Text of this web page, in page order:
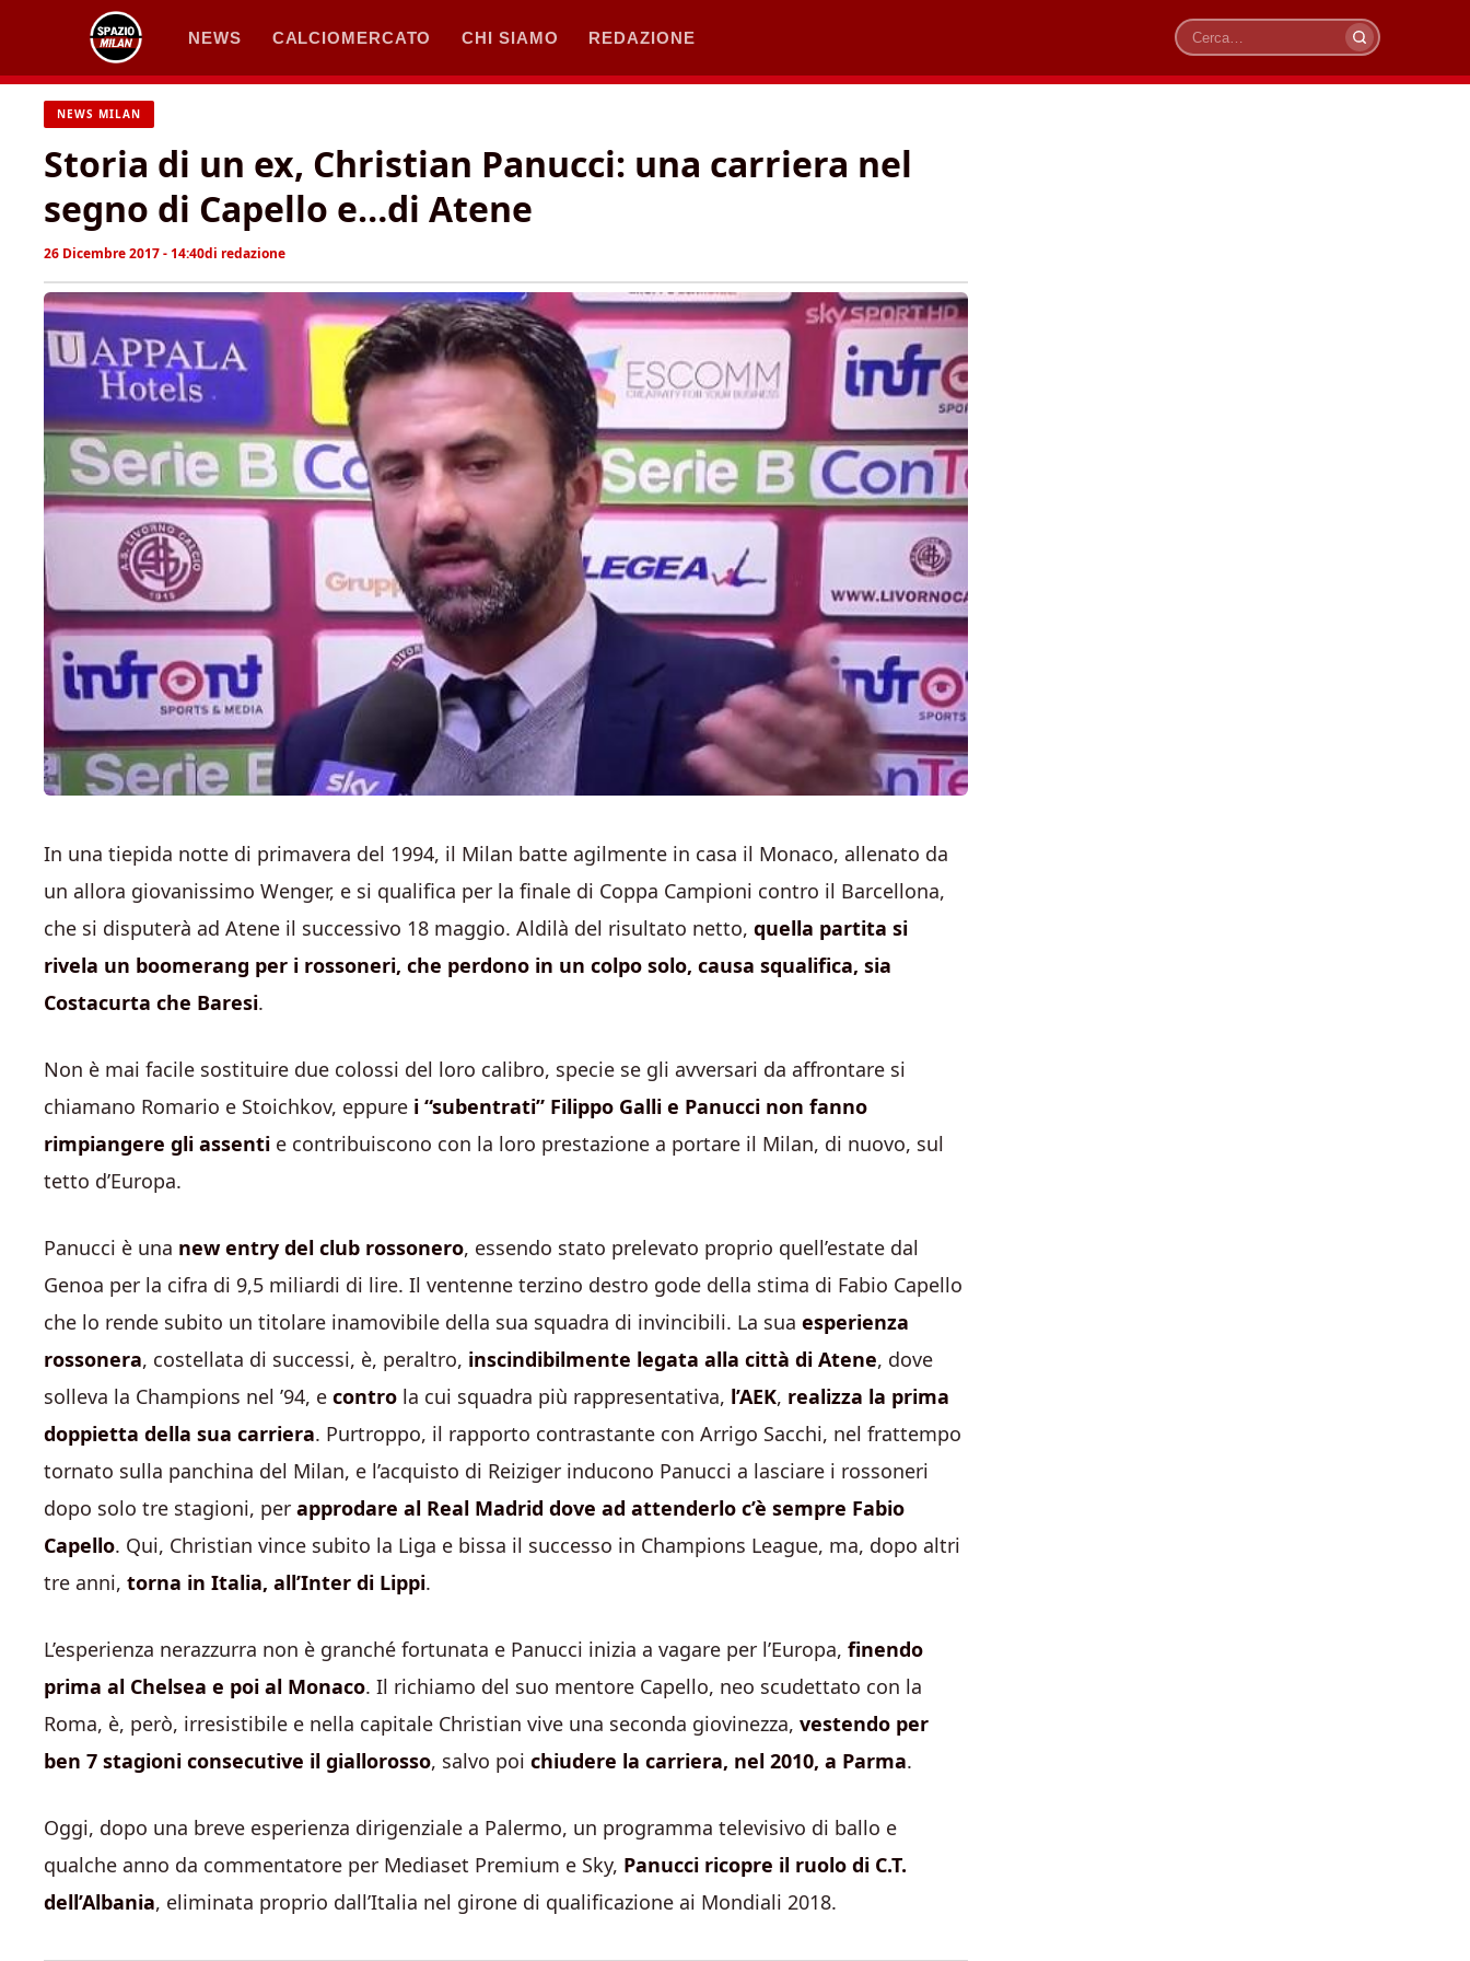
contenuto
NEWS CALCIOMERCATO CHI SIAMO REDAZIONE
Cerca
NEWS MILAN
Storia di un ex, Christian Panucci: una carriera nel
segno di Capello e…di Atene
26 Dicembre 2017 - 14:40di redazione
In una tiepida notte di primavera del 1994, il Milan batte agilmente in casa il Monaco, allenato da
un allora giovanissimo Wenger, e si qualifica per la finale di Coppa Campioni contro il Barcellona,
che si disputerà ad Atene il successivo 18 maggio. Aldilà del risultato netto, quella partita si
rivela un boomerang per i rossoneri, che perdono in un colpo solo, causa squalifica, sia
Costacurta che Baresi.
Non è mai facile sostituire due colossi del loro calibro, specie se gli avversari da affrontare si
chiamano Romario e Stoichkov, eppure i “subentrati” Filippo Galli e Panucci non fanno
rimpiangere gli assenti e contribuiscono con la loro prestazione a portare il Milan, di nuovo, sul
tetto d’Europa.
Panucci è una new entry del club rossonero, essendo stato prelevato proprio quell’estate dal
Genoa per la cifra di 9,5 miliardi di lire. Il ventenne terzino destro gode della stima di Fabio Capello
che lo rende subito un titolare inamovibile della sua squadra di invincibili. La sua esperienza
rossonera, costellata di successi, è, peraltro, inscindibilmente legata alla città di Atene, dove
solleva la Champions nel ’94, e contro la cui squadra più rappresentativa, l’AEK, realizza la prima
doppietta della sua carriera. Purtroppo, il rapporto contrastante con Arrigo Sacchi, nel frattempo
tornato sulla panchina del Milan, e l’acquisto di Reiziger inducono Panucci a lasciare i rossoneri
dopo solo tre stagioni, per approdare al Real Madrid dove ad attenderlo c’è sempre Fabio
Capello. Qui, Christian vince subito la Liga e bissa il successo in Champions League, ma, dopo altri
tre anni, torna in Italia, all’Inter di Lippi.
L’esperienza nerazzurra non è granché fortunata e Panucci inizia a vagare per l’Europa, finendo
prima al Chelsea e poi al Monaco. Il richiamo del suo mentore Capello, neo scudettato con la
Roma, è, però, irresistibile e nella capitale Christian vive una seconda giovinezza, vestendo per
ben 7 stagioni consecutive il giallorosso, salvo poi chiudere la carriera, nel 2010, a Parma.
Oggi, dopo una breve esperienza dirigenziale a Palermo, un programma televisivo di ballo e
qualche anno da commentatore per Mediaset Premium e Sky, Panucci ricopre il ruolo di C.T.
dell’Albania, eliminata proprio dall’Italia nel girone di qualificazione ai Mondiali 2018.